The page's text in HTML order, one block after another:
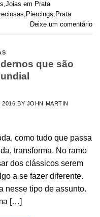
Joias em Prata
Piercings Prata
Deixe um comentário
que são
2016 BY JOHN MARTIN
como tudo que passa
transforma. No ramo
dos clássicos serem
a se fazer diferente.
nesse tipo de assunto.
[…]